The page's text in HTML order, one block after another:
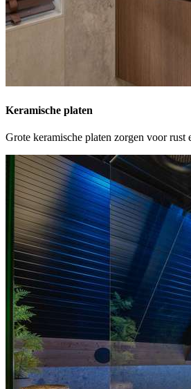
Keramische platen
Grote keramische platen zorgen voor rust